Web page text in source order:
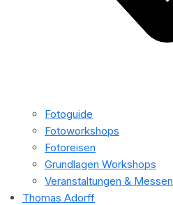
Fotoguide
Fotoworkshops
Fotoreisen
Grundlagen Workshops
Veranstaltungen & Messen
Thomas Adorff